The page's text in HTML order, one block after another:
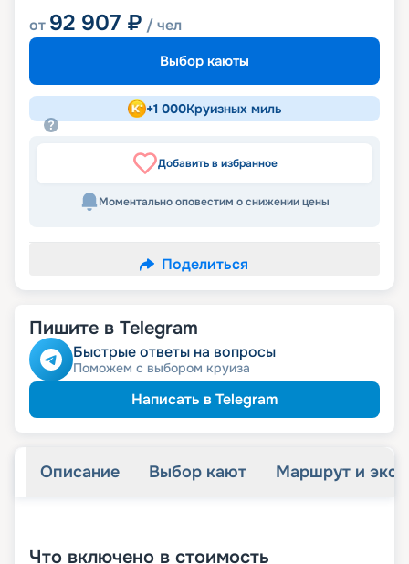
от 92 907 ₽ / чел
Выбор каюты
+1 000Круизных миль
Добавить в избранное
Моментально оповестим о снижении цены
Поделиться
Пишите в Telegram
Быстрые ответы на вопросы
Поможем с выбором круиза
Написать в Telegram
Описание Выбор кают Маршрут и
Что включено в стоимость